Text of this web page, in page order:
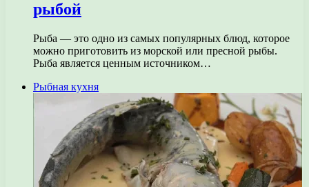
рыбой
Рыба — это одно из самых популярных блюд, которое
можно приготовить из морской или пресной рыбы.
Рыба является ценным источником…
Рыбная кухня